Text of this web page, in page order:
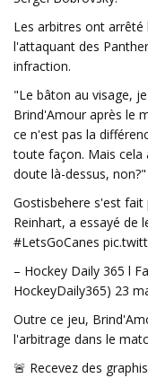
Les arbitres ont
l'attaquant des
infraction.
"Le bâton au visage,
Brind'Amour après le
ce n'est pas la
toute façon. Mais cela
doute là-dessus, non?"
Gostisbehere s'est fait
Reinhart, a essayé de
#LetsGoCanes
– Hockey Daily 365 l
HockeyDaily365) 23
Outre ce jeu,
l'arbitrage dans le
🚨 Recevez des